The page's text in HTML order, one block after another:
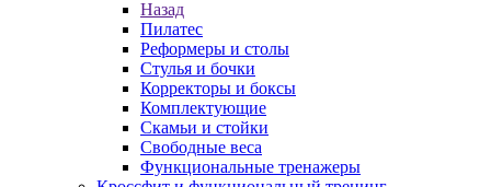
Назад
Пилатес
Реформеры и столы
Стулья и бочки
Корректоры и боксы
Комплектующие
Скамьи и стойки
Свободные веса
Функциональные тренажеры